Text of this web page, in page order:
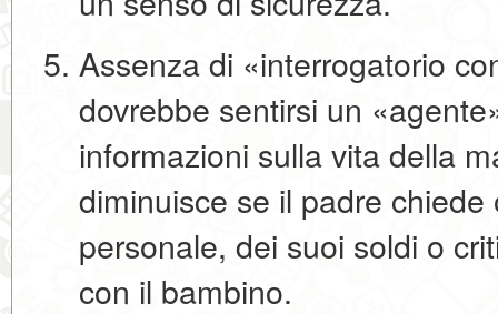
Assenza di «interrogatorio
dovrebbe sentirsi un
informazioni sulla vita della
diminuisce se il padre
personale, dei suoi soldi o
con il bambino.